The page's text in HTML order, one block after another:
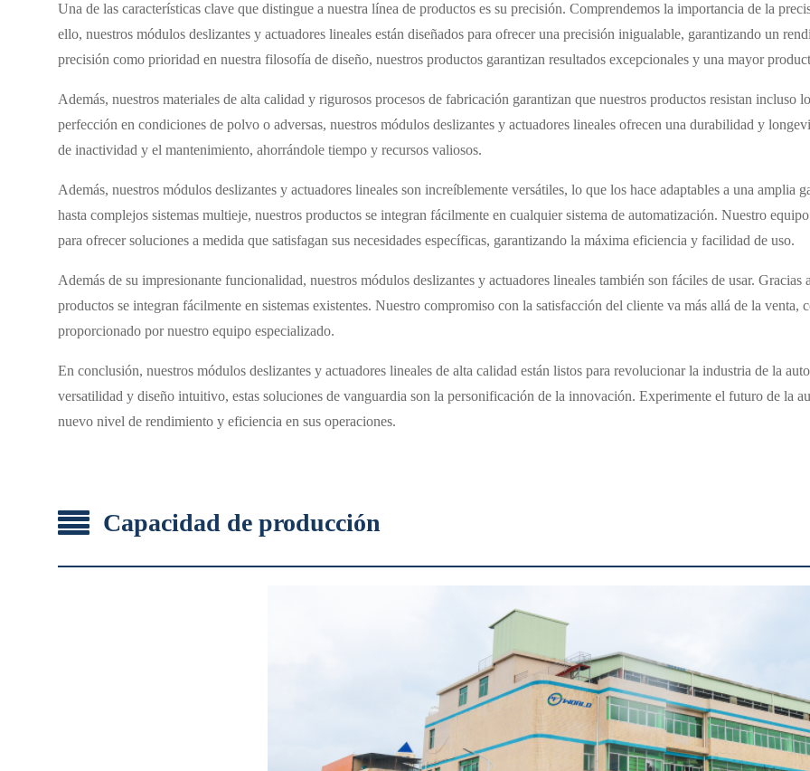
Una de las características clave que distingue a nuestra línea de productos es su precisión. Comprendemos la importancia de la
ello, nuestros módulos deslizantes y actuadores lineales están diseñados para ofrecer una precisión inigualable, garantizando un
precisión como prioridad en nuestra filosofía de diseño, nuestros productos garantizan resultados excepcionales y una mayor
Además, nuestros materiales de alta calidad y rigurosos procesos de fabricación garantizan que nuestros productos resistan incluso
perfección en condiciones de polvo o adversas, nuestros módulos deslizantes y actuadores lineales ofrecen una durabilidad y
de inactividad y el mantenimiento, ahorrándole tiempo y recursos valiosos.
Además, nuestros módulos deslizantes y actuadores lineales son increíblemente versátiles, lo que los hace adaptables a una amplia
hasta complejos sistemas multieje, nuestros productos se integran fácilmente en cualquier sistema de automatización. Nuestro
para ofrecer soluciones a medida que satisfagan sus necesidades específicas, garantizando la máxima eficiencia y facilidad de uso.
Además de su impresionante funcionalidad, nuestros módulos deslizantes y actuadores lineales también son fáciles de usar.
productos se integran fácilmente en sistemas existentes. Nuestro compromiso con la satisfacción del cliente va más allá de la
proporcionado por nuestro equipo especializado.
En conclusión, nuestros módulos deslizantes y actuadores lineales de alta calidad están listos para revolucionar la industria de la
versatilidad y diseño intuitivo, estas soluciones de vanguardia son la personificación de la innovación. Experimente el futuro de la
nuevo nivel de rendimiento y eficiencia en sus operaciones.
Capacidad de producción